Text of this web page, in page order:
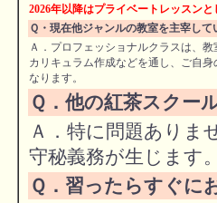
2026年以降はプライベートレッスンと
Ｑ・現在他ジャンルの教室を主宰し
Ａ．プロフェッショナルクラスは、
カリキュラム作成などを通し、ご自
なります。
Ｑ．他の紅茶スクー
Ａ．特に問題ありま
守秘義務が生じます
Ｑ．習ったらすぐに